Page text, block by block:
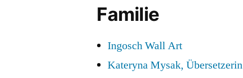
Familie
Ingosch Wall Art
Kateryna Mysak, Übersetzerin